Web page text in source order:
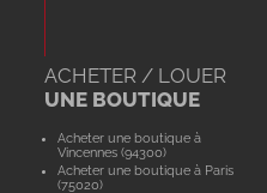
ACHETER / LOUER
UNE BOUTIQUE
Acheter une boutique à
Vincennes (94300)
Acheter une boutique à Paris
(75020)